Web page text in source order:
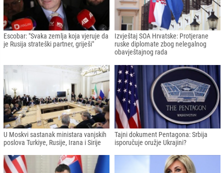
Escobar: "Svaka zemlja koja vjeruje da
je Rusija strateški partner, griješi"
Izvještaj SOA Hrvatske: Protjerane
ruske diplomate zbog nelegalnog
obavještajnog rada
U Moskvi sastanak ministara vanjskih
poslova Turkiye, Rusije, Irana i Sirije
Tajni dokument Pentagona: Srbija
isporučuje oružje Ukrajini?